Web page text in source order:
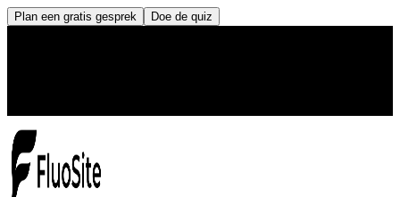
Plan een gratis gesprek Doe de quiz